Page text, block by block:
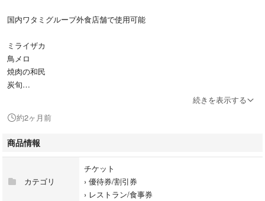
国内ワタミグループ外食店舗で使用可能
ミライザカ
鳥メロ
焼肉の和民
炭旬
和民のこだわりのれん街
すしの和
ティージーアイ･フライデーズ
使用期限…2026.11.30
続きを表示する
約2ヶ月前
商品情報
カテゴリ
チケット
› 優待券/割引券
› レストラン/食事券